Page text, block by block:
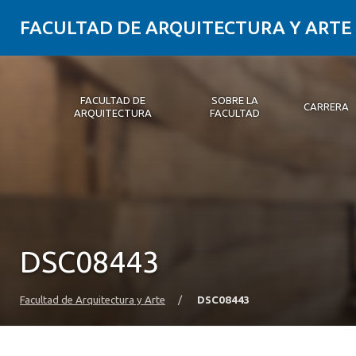
FACULTAD DE ARQUITECTURA Y ARTE
FACULTAD DE
ARQUITECTURA
SOBRE LA
FACULTAD
CARRERA
DSC08443
Facultad de Arquitectura y Arte / DSC08443